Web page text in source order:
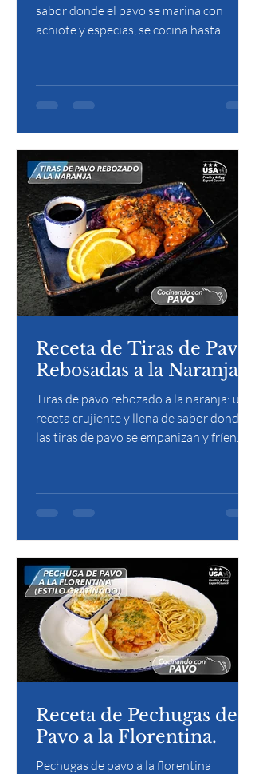
sabor donde el pavo se marina con
achiote y especias, se cocina hasta
morada y un toque cítrico.
Receta de Tiras de Pavo
Rebosadas a la Naranja.
Tiras de pavo rebozado a la naranja: una
receta crujiente y llena de sabor donde
las tiras de pavo se empanizan y fríen
un toque fresco, cítrico y ligeramente
caramelizado.
Receta de Pechugas de
Pavo a la Florentina.
Pechugas de pavo a la florentina